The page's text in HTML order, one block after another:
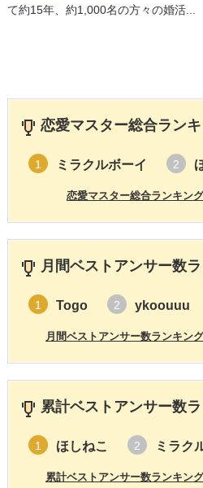
て約15年、約1,000名の方々の婚活...
恋愛マスター総合ラン
1 ミラクルボーイ 2
恋愛マスター総合ランキン
月間ベストアンサー数ラ
1 Togo 2 ykoouuu
月間ベストアンサー数ランキン
累計ベストアンサー数
1 ほしねこ 2 ミラク
累計ベストアンサー数ランキン